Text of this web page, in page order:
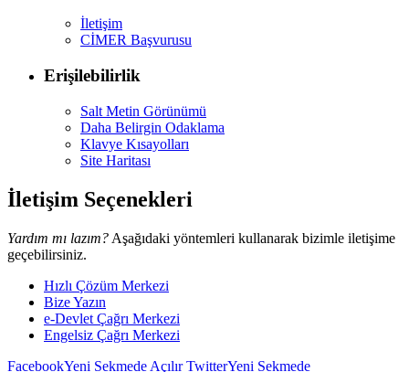
İletişim
CİMER Başvurusu
Erişilebilirlik
Salt Metin Görünümü
Daha Belirgin Odaklama
Klavye Kısayolları
Site Haritası
İletişim Seçenekleri
Yardım mı lazım? Aşağıdaki yöntemleri kullanarak bizimle iletişime
geçebilirsiniz.
Hızlı Çözüm Merkezi
Bize Yazın
e-Devlet Çağrı Merkezi
Engelsiz Çağrı Merkezi
FacebookYeni Sekmede AçılırTwitterYeni Sekmede